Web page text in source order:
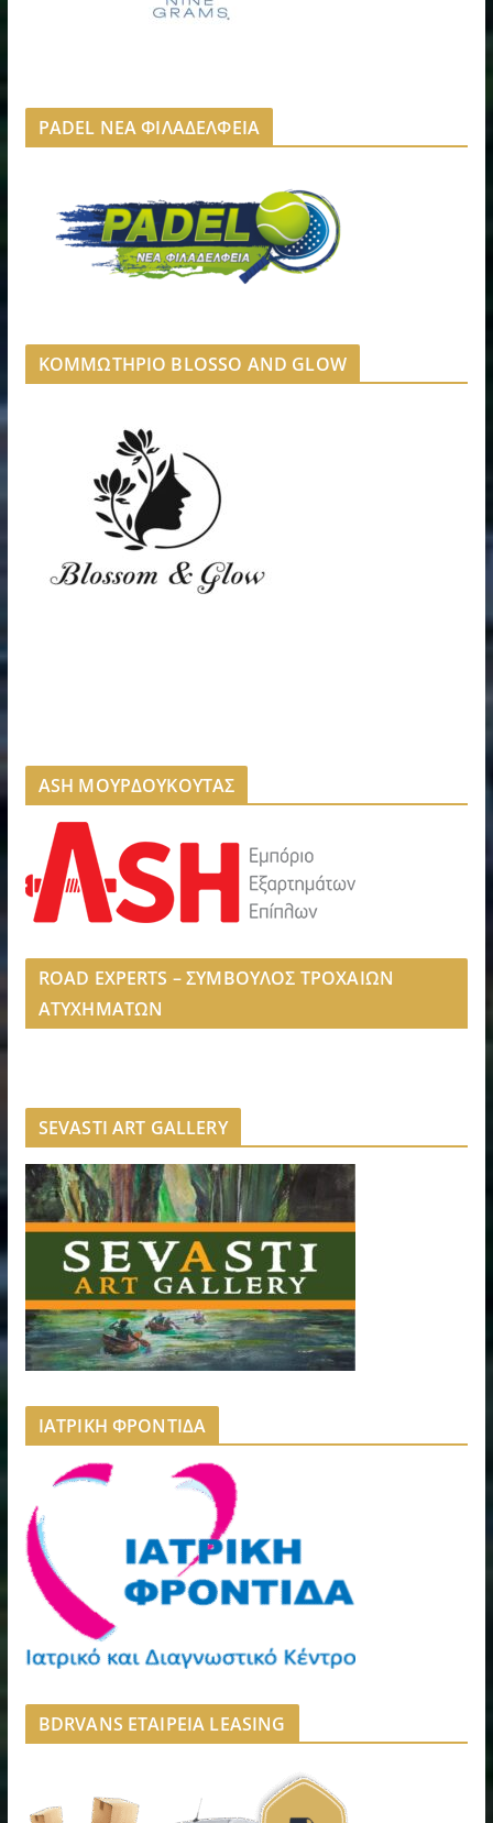
PADEL ΝΕΑ ΦΙΛΑΔΕΛΦΕΙΑ
ΚΟΜΜΩΤΗΡΙΟ BLOSSO AND GLOW
ASH ΜΟΥΡΔΟΥΚΟΥΤΑΣ
ROAD EXPERTS – ΣΥΜΒΟΥΛΟΣ ΤΡΟΧΑΙΩΝ
ΑΤΥΧΗΜΑΤΩΝ
SEVASTI ART GALLERY
ΙΑΤΡΙΚΗ ΦΡΟΝΤΙΔΑ
BDRVANS ΕΤΑΙΡΕΙΑ LEASING